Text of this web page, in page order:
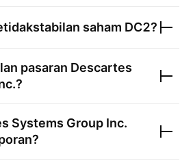
saham DC2?
pasaran Descartes
?
Systems Group Inc.